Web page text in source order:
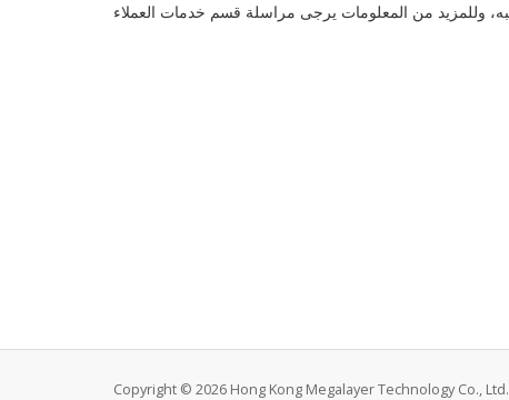
وللمزيد من المعلومات يرجى مراسلة قسم خدمات العملاء
Copyright © 2026 Hong Kong Megalayer Technology Co.,